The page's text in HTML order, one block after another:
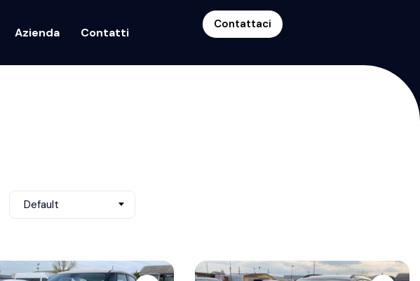
Azienda Contatti
Contattaci
Default